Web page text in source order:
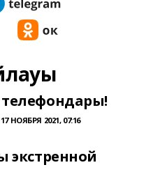
17 НОЯБРЯ 2021, 07:16
экстренной